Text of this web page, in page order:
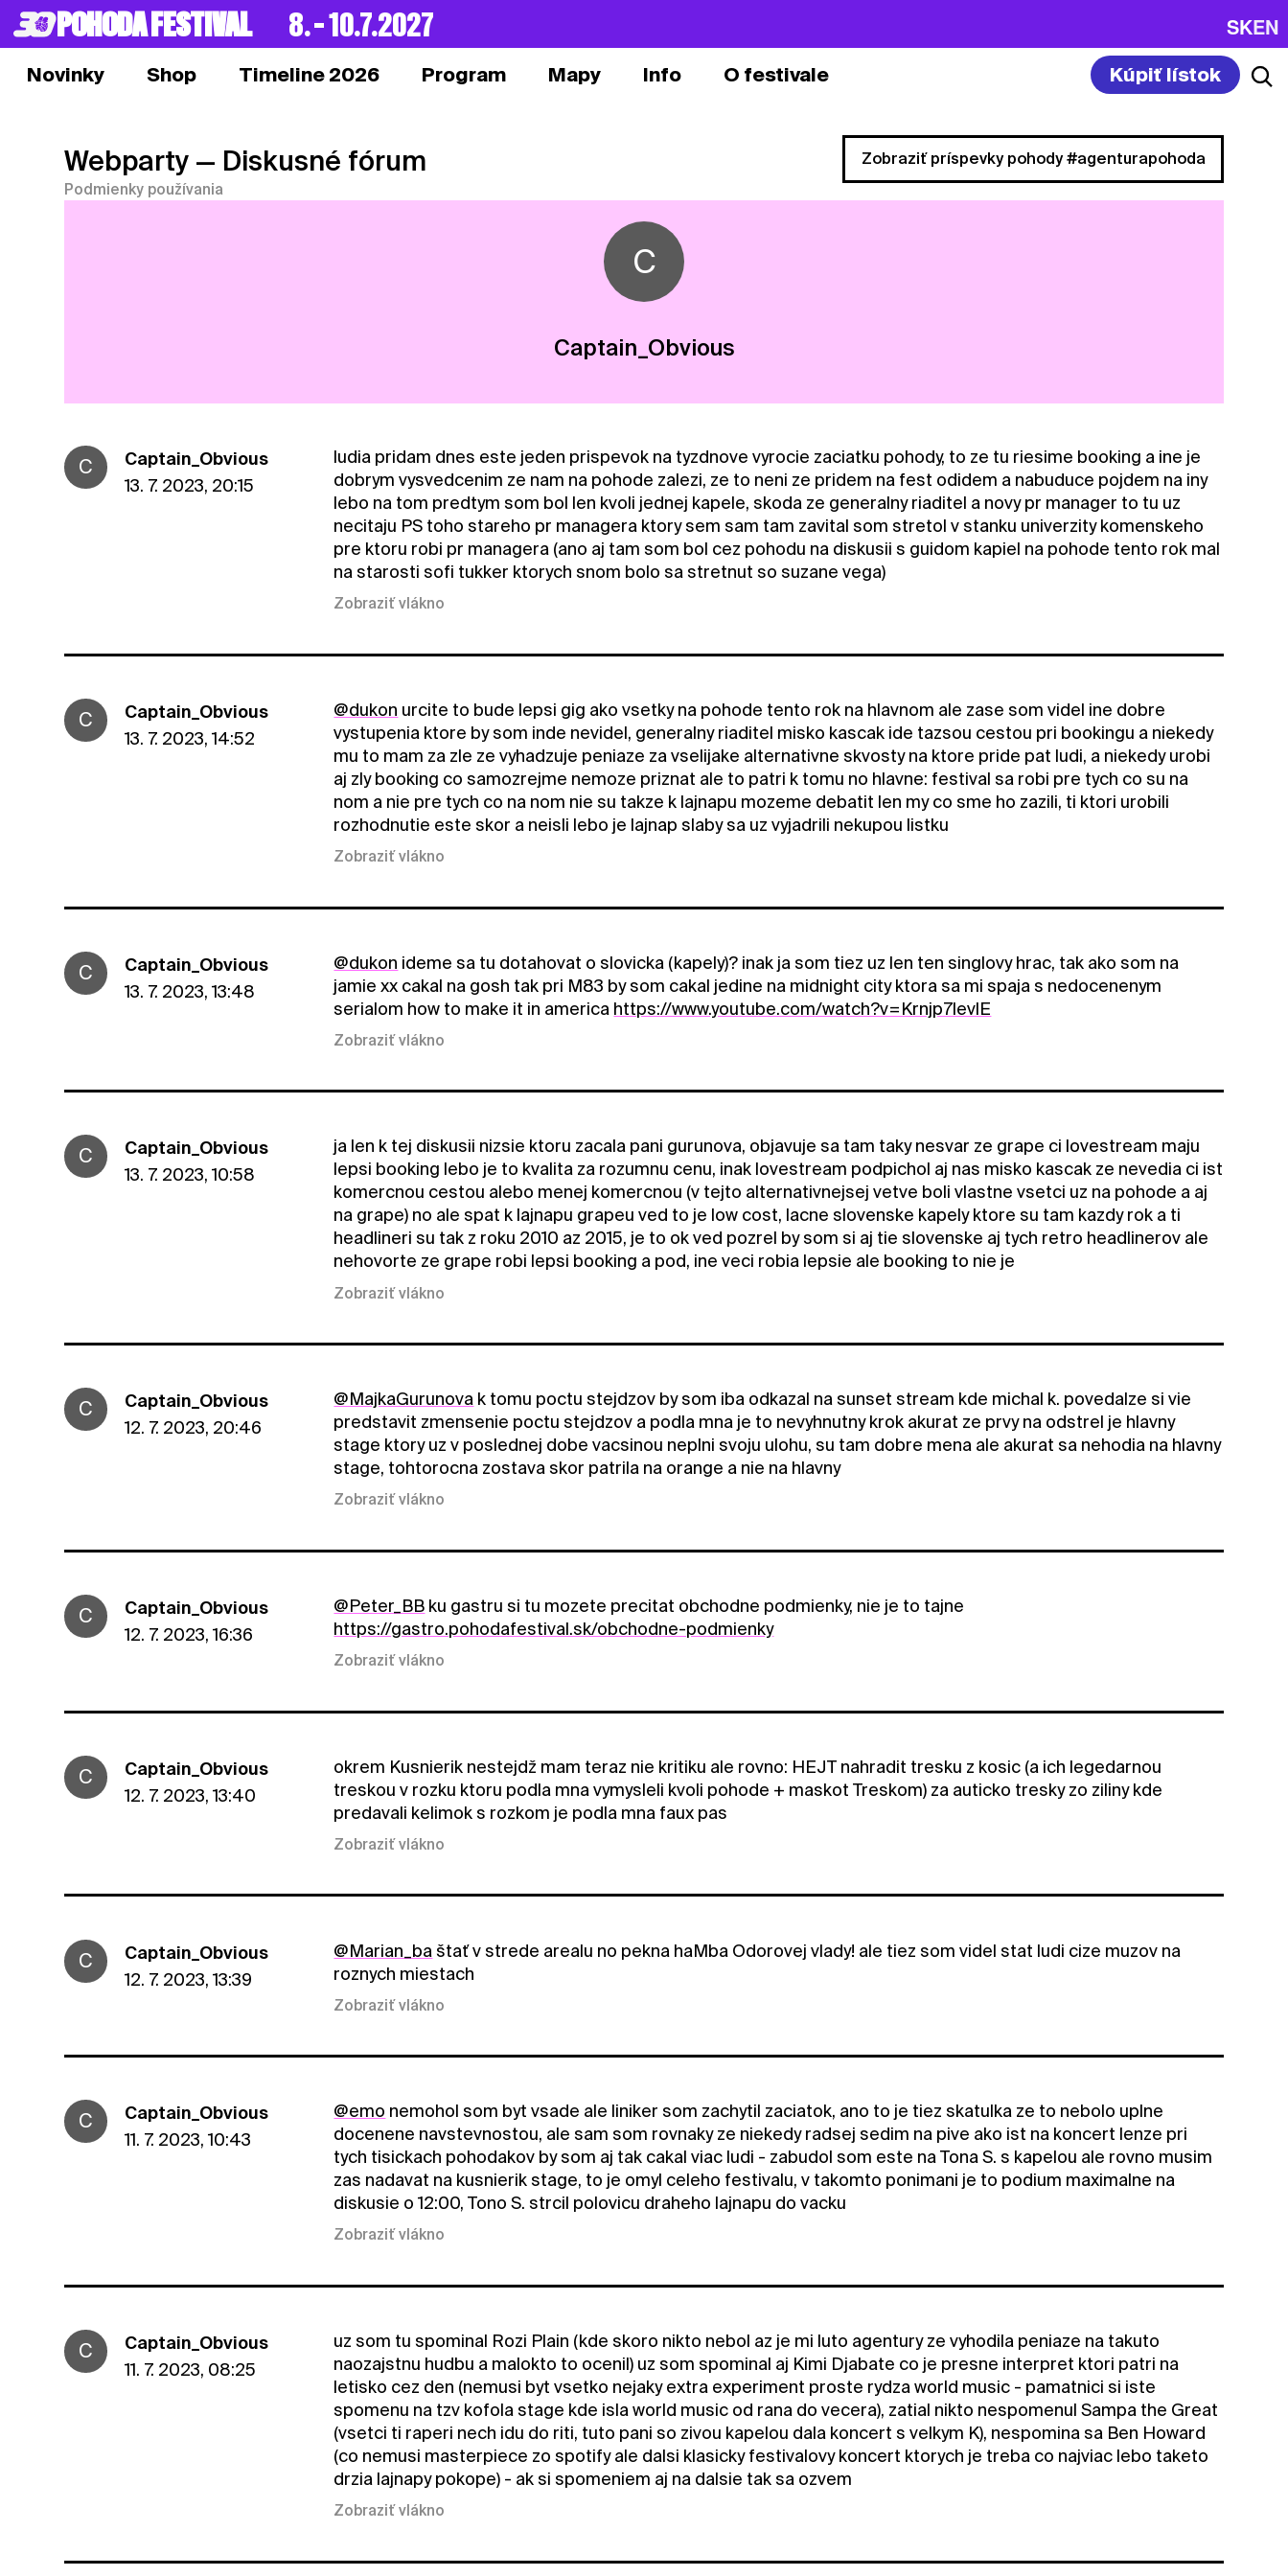
POHODA FESTIVAL 8. – 10.7.2027 SKEN
Novinky Shop Timeline 2026 Program Mapy Info O festivale Kúpiť lístok
Webparty — Diskusné fórum
Podmienky používania
Zobraziť príspevky pohody #agenturapohoda
C
Captain_Obvious
C
Captain_Obvious
13. 7. 2023, 20:15
ludia pridam dnes este jeden prispevok na tyzdnove vyrocie zaciatku pohody, to ze tu riesime booking a ine je
dobrym vysvedcenim ze nam na pohode zalezi, ze to neni ze pridem na fest odidem a nabuduce pojdem na iny
lebo na tom predtym som bol len kvoli jednej kapele, skoda ze generalny riaditel a novy pr manager to tu uz
necitaju PS toho stareho pr managera ktory sem sam tam zavital som stretol v stanku univerzity komenskeho
pre ktoru robi pr managera (ano aj tam som bol cez pohodu na diskusii s guidom kapiel na pohode tento rok mal
na starosti sofi tukker ktorych snom bolo sa stretnut so suzane vega)
Zobraziť vlákno
C
Captain_Obvious
13. 7. 2023, 14:52
@dukon urcite to bude lepsi gig ako vsetky na pohode tento rok na hlavnom ale zase som videl ine dobre
vystupenia ktore by som inde nevidel, generalny riaditel misko kascak ide tazsou cestou pri bookingu a niekedy
mu to mam za zle ze vyhadzuje peniaze za vselijake alternativne skvosty na ktore pride pat ludi, a niekedy urobi
aj zly booking co samozrejme nemoze priznat ale to patri k tomu no hlavne: festival sa robi pre tych co su na
nom a nie pre tych co na nom nie su takze k lajnapu mozeme debatit len my co sme ho zazili, ti ktori urobili
rozhodnutie este skor a neisli lebo je lajnap slaby sa uz vyjadrili nekupou listku
Zobraziť vlákno
C
Captain_Obvious
13. 7. 2023, 13:48
@dukon ideme sa tu dotahovat o slovicka (kapely)? inak ja som tiez uz len ten singlovy hrac, tak ako som na
jamie xx cakal na gosh tak pri M83 by som cakal jedine na midnight city ktora sa mi spaja s nedocenenym
serialom how to make it in america https://www.youtube.com/watch?v=Krnjp7levlE
Zobraziť vlákno
C
Captain_Obvious
13. 7. 2023, 10:58
ja len k tej diskusii nizsie ktoru zacala pani gurunova, objavuje sa tam taky nesvar ze grape ci lovestream maju
lepsi booking lebo je to kvalita za rozumnu cenu, inak lovestream podpichol aj nas misko kascak ze nevedia ci ist
komercnou cestou alebo menej komercnou (v tejto alternativnejsej vetve boli vlastne vsetci uz na pohode a aj
na grape) no ale spat k lajnapu grapeu ved to je low cost, lacne slovenske kapely ktore su tam kazdy rok a ti
headlineri su tak z roku 2010 az 2015, je to ok ved pozrel by som si aj tie slovenske aj tych retro headlinerov ale
nehovorte ze grape robi lepsi booking a pod, ine veci robia lepsie ale booking to nie je
Zobraziť vlákno
C
Captain_Obvious
12. 7. 2023, 20:46
@MajkaGurunova k tomu poctu stejdzov by som iba odkazal na sunset stream kde michal k. povedalze si vie
predstavit zmensenie poctu stejdzov a podla mna je to nevyhnutny krok akurat ze prvy na odstrel je hlavny
stage ktory uz v poslednej dobe vacsinou neplni svoju ulohu, su tam dobre mena ale akurat sa nehodia na hlavny
stage, tohtorocna zostava skor patrila na orange a nie na hlavny
Zobraziť vlákno
C
Captain_Obvious
12. 7. 2023, 16:36
@Peter_BB ku gastru si tu mozete precitat obchodne podmienky, nie je to tajne
https://gastro.pohodafestival.sk/obchodne-podmienky
Zobraziť vlákno
C
Captain_Obvious
12. 7. 2023, 13:40
okrem Kusnierik nestejdž mam teraz nie kritiku ale rovno: HEJT nahradit tresku z kosic (a ich legedarnou
treskou v rozku ktoru podla mna vymysleli kvoli pohode + maskot Treskom) za auticko tresky zo ziliny kde
predavali kelimok s rozkom je podla mna faux pas
Zobraziť vlákno
C
Captain_Obvious
12. 7. 2023, 13:39
@Marian_ba štať v strede arealu no pekna haMba Odorovej vlady! ale tiez som videl stat ludi cize muzov na
roznych miestach
Zobraziť vlákno
C
Captain_Obvious
11. 7. 2023, 10:43
@emo nemohol som byt vsade ale liniker som zachytil zaciatok, ano to je tiez skatulka ze to nebolo uplne
docenene navstevnostou, ale sam som rovnaky ze niekedy radsej sedim na pive ako ist na koncert lenze pri
tych tisickach pohodakov by som aj tak cakal viac ludi - zabudol som este na Tona S. s kapelou ale rovno musim
zas nadavat na kusnierik stage, to je omyl celeho festivalu, v takomto ponimani je to podium maximalne na
diskusie o 12:00, Tono S. strcil polovicu draheho lajnapu do vacku
Zobraziť vlákno
C
Captain_Obvious
11. 7. 2023, 08:25
uz som tu spominal Rozi Plain (kde skoro nikto nebol az je mi luto agentury ze vyhodila peniaze na takuto
naozajstnu hudbu a malokto to ocenil) uz som spominal aj Kimi Djabate co je presne interpret ktori patri na
letisko cez den (nemusi byt vsetko nejaky extra experiment proste rydza world music - pamatnici si iste
spomenu na tzv kofola stage kde isla world music od rana do vecera), zatial nikto nespomenul Sampa the Great
(vsetci ti raperi nech idu do riti, tuto pani so zivou kapelou dala koncert s velkym K), nespomina sa Ben Howard
(co nemusi masterpiece zo spotify ale dalsi klasicky festivalovy koncert ktorych je treba co najviac lebo taketo
drzia lajnapy pokope) - ak si spomeniem aj na dalsie tak sa ozvem
Zobraziť vlákno